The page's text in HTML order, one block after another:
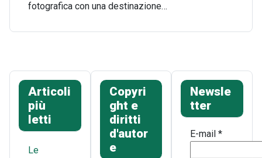
fotografica con una destinazione…
Articoli
più
letti
Le
Copyri
ght e
diritti
d'autor
e
Newsle
tter
E-mail*